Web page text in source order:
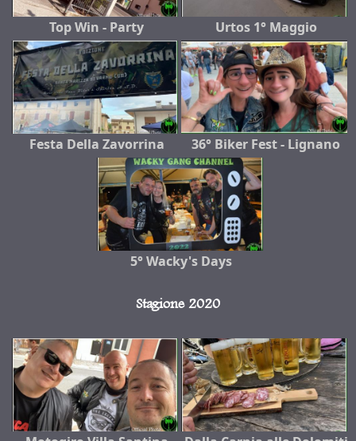
Top Win - Party Urtos 1° Maggio
Festa Della Zavorrina 36° Biker Fest - Lignano
5° Wacky's Days
Stagione 2020